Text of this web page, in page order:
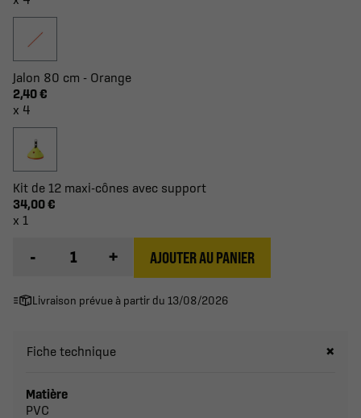
Jalon 80 cm - Orange
2,40 €
x 4
Kit de 12 maxi-cônes avec support
34,00 €
x 1
- + AJOUTER AU PANIER
Livraison prévue à partir du 13/08/2026
Fiche technique
Matière
PVC